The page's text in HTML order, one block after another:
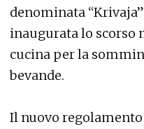
denominata
inaugurata lo scorso
cucina per la
bevande.
Il nuovo